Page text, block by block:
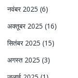
नवंबर 2025 (6)
अक्तूबर 2025 (16)
सितंबर 2025 (15)
अगस्त 2025 (3)